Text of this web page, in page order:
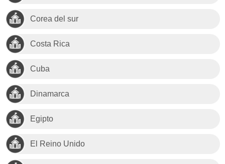
Corea del sur
Costa Rica
Cuba
Dinamarca
Egipto
El Reino Unido